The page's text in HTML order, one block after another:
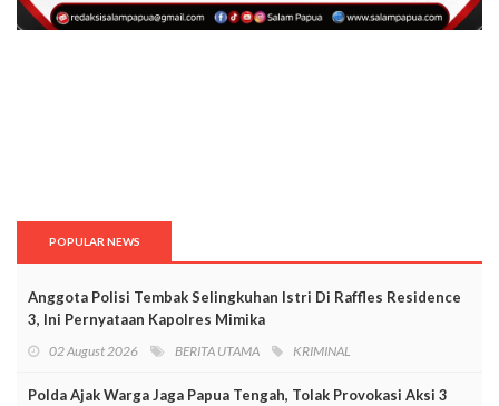
POPULAR NEWS
Anggota Polisi Tembak Selingkuhan Istri Di Raffles Residence
3, Ini Pernyataan Kapolres Mimika
02 August 2026 BERITA UTAMA KRIMINAL
Polda Ajak Warga Jaga Papua Tengah, Tolak Provokasi Aksi 3